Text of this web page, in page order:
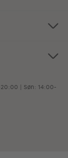
| Søn: 14:00-